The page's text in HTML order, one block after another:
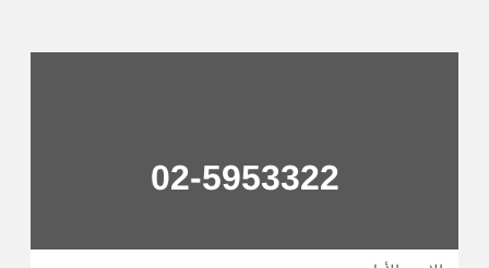
02-5953322